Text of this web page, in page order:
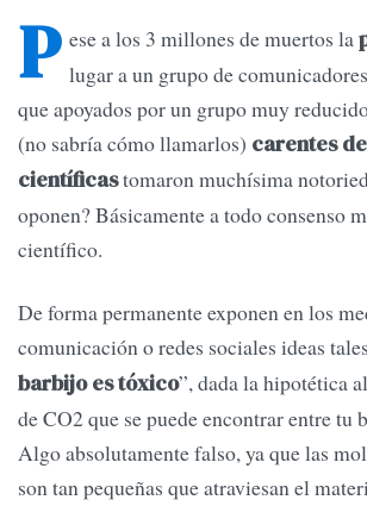
P ese a los 3 millones de muertos la
lugar a un grupo de
que apoyados por un grupo muy
(no sabría cómo llamarlos) carentes
científicastomaron muchísima
oponen? Básicamente a todo consenso
científico.
De forma permanente exponen en los
comunicación o redes sociales ideas
barbijo es tóxico”, dada la hipotética
de CO2 que se puede encontrar entre tu
Algo absolutamente falso, ya que las
son tan pequeñas que atraviesan el